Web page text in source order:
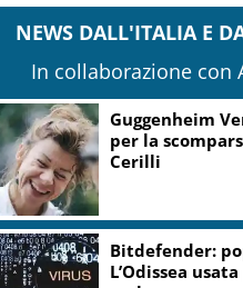
NEWS DALL'ITALIA E
In collaborazione con
Guggenheim
per la
Cerilli
Bitdefender:
L’Odissea